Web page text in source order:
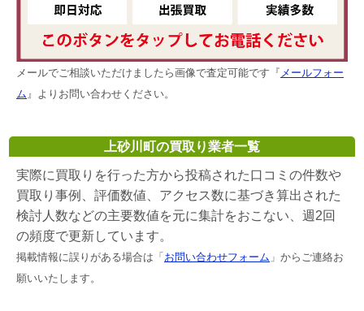
メールでご相談いただけましたら画像で査定可能です『 メールフォー
ム 』よりお問い合わせください。
上砂川町の買取り業者一覧
実際に買取りを行った方から投稿された口コミの件数や
買取り事例、評価数値、アクセス数に基づき算出された
検討人数などの主要数値を元に集計をおこない、週2回
の頻度で更新しています。
掲載情報に誤りがある場合は「 お問い合わせフォーム 」からご連絡お
願いいたします。